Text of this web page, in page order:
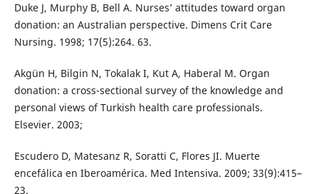
Duke J, Murphy B, Bell A. Nurses’ attitudes toward organ
donation: an Australian perspective. Dimens Crit Care
Nursing. 1998; 17(5):264. 63.
Akgün H, Bilgin N, Tokalak I, Kut A, Haberal M. Organ
donation: a cross-sectional survey of the knowledge and
personal views of Turkish health care professionals.
Elsevier. 2003;
Escudero D, Matesanz R, Soratti C, Flores JI. Muerte
encefálica en Iberoamérica. Med Intensiva. 2009; 33(9):415–
23.